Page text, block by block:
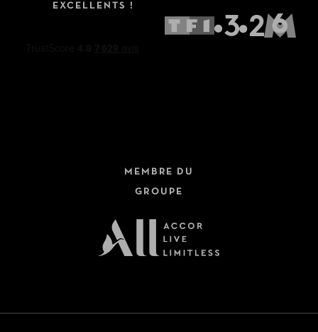
EXCELLENTS !
MEMBRE DU
GROUPE